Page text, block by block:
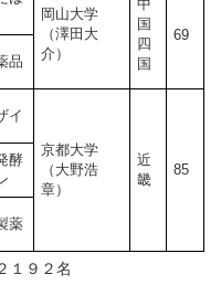
岡山大学
（澤田大
介）
中
国
四
国
69
品
イ
京都大学
（大野浩
章）
近
畿
85
酵
薬
１９２名